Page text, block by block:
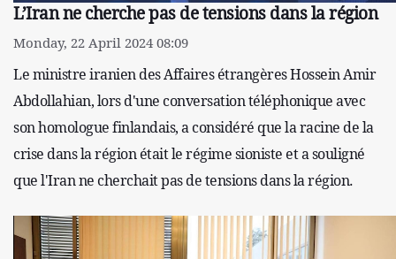
L’Iran ne cherche pas de tensions dans la région
Monday, 22 April 2024 08:09
Le ministre iranien des Affaires étrangères Hossein Amir
Abdollahian, lors d'une conversation téléphonique avec
son homologue finlandais, a considéré que la racine de la
crise dans la région était le régime sioniste et a souligné
que l'Iran ne cherchait pas de tensions dans la région.